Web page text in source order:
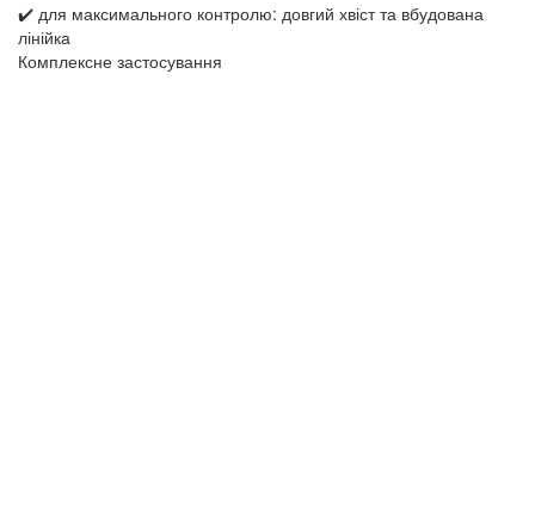
✔️ для максимального контролю: довгий хвіст та вбудована
лінійка
Комплексне застосування